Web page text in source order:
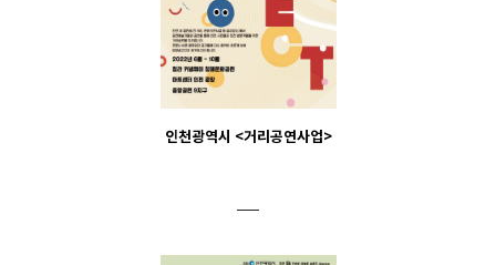
인천광역시 <거리공연사업>